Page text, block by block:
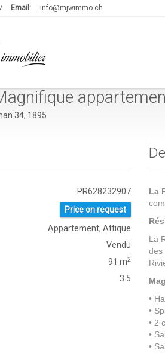
Email: info@mjwimmo.ch
34, 1895
PR628232907
Price on request
Appartement, Attique
Vendu
91 m2
3.5
La
La
des
•
•
• 2
•
•